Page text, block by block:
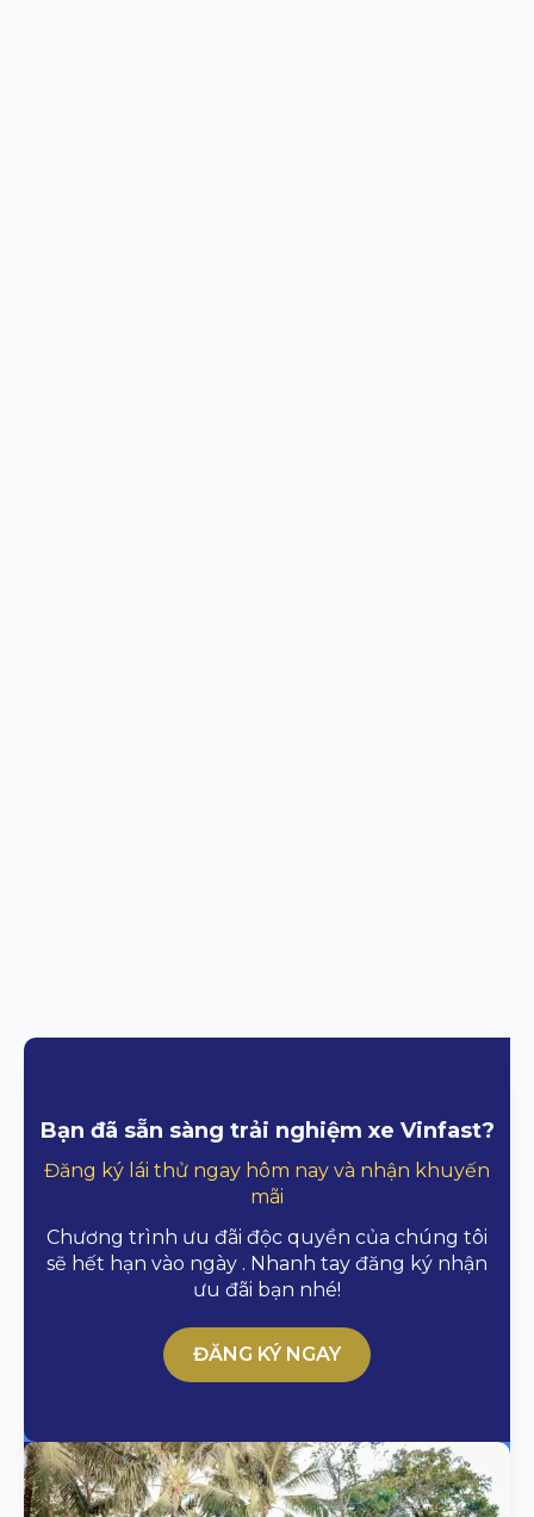
Bạn đã sẵn sàng trải nghiệm xe Vinfast?
Đăng ký lái thử ngay hôm nay và nhận khuyến
mãi
Chương trình ưu đãi độc quyền của chúng tôi
sẽ hết hạn vào ngày . Nhanh tay đăng ký nhận
ưu đãi bạn nhé!
ĐĂNG KÝ NGAY